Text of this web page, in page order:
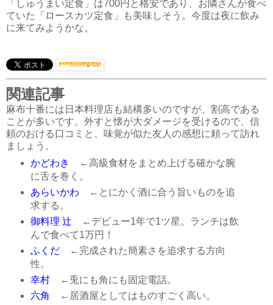
「しゅうまい定食」は700円と格安であり、お隣さんが食べ
ていた「ロースカツ定食」も美味しそう。今度は夜に飲み
に来てみようかな。
関連記事
麻布十番には日本料理店も結構多いのですが、割高である
ことが多いです。外すと懐が大ダメージを受けるので、信
頼のおける口コミと、味覚が似た友人の感想に頼って訪れ
ましょう。
かどわき
←高級食材をまとめ上げる確かな腕
に舌を巻く。
あらいかわ ←とにかく酒に合う旨いものを追
求する。
御料理 辻 ←デビュー1年で1ツ星。ランチは飲
んで食べて1万円！
ふくだ←完成された簡素さを追求する方向
性。
幸村←兎にも角にも固定電話。
六角 ←居酒屋としてはものすごく高い。